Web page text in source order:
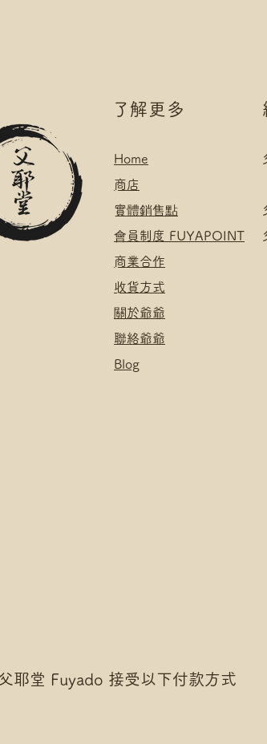
​了解更多
Home
​商店
​實體銷售點
​會員制度 FUYAPOINT
​商業合作
​收貨方式
關於爺爺
聯絡爺爺
Blog
父耶堂 Fuyado 接受以下付款方式